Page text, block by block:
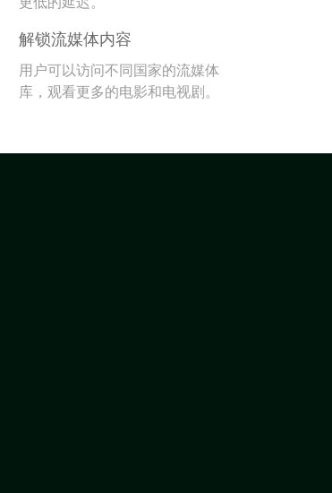
解锁流媒体内容
用户可以访问不同国家的流媒体
库，观看更多的电影和电视剧。